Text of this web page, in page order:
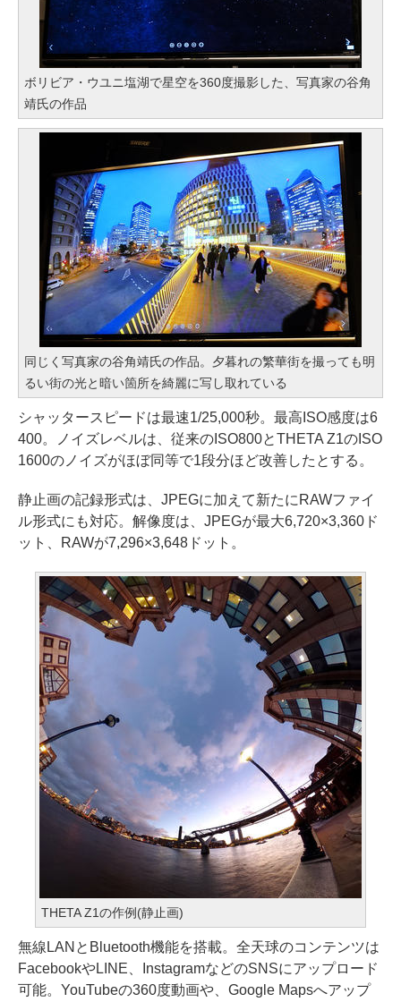
ボリビア・ウユニ塩湖で星空を360度撮影した、写真家の谷角
靖氏の作品
同じく写真家の谷角靖氏の作品。夕暮れの繁華街を撮っても明
るい街の光と暗い箇所を綺麗に写し取れている
シャッタースピードは最速1/25,000秒。最高ISO感度は6
400。ノイズレベルは、従来のISO800とTHETA Z1のISO
1600のノイズがほぼ同等で1段分ほど改善したとする。
静止画の記録形式は、JPEGに加えて新たにRAWファイ
ル形式にも対応。解像度は、JPEGが最大6,720×3,360ド
ット、RAWが7,296×3,648ドット。
THETA Z1の作例(静止画)
無線LANとBluetooth機能を搭載。全天球のコンテンツは
FacebookやLINE、InstagramなどのSNSにアップロード
可能。YouTubeの360度動画や、Google Mapsへアップ